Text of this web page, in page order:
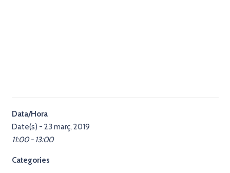
Data/Hora
Date(s) - 23 març, 2019
11:00 - 13:00
Categories